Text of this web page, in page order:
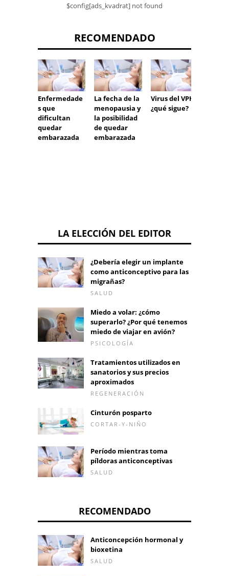
$config[ads_kvadrat] not found
RECOMENDADO
Enfermedade
s que
dificultan
quedar
embarazada
La fecha de la
menopausia y
la posibilidad
de quedar
embarazada
Virus del VPH:
¿qué sigue?
LA ELECCIÓN DEL EDITOR
¿Debería elegir un implante
como anticonceptivo para las
migrañas?
SALUD
Miedo a volar: ¿cómo
superarlo? ¿Por qué tenemos
miedo de viajar en avión?
PSICOLOGÍA
Tratamientos utilizados en
sanatorios y sus precios
aproximados
REGENERACIÓN
Cinturón posparto
CORTAR-Y-NIÑO
Período mientras toma
píldoras anticonceptivas
SALUD
RECOMENDADO
Anticoncepción hormonal y
bioxetina
SALUD